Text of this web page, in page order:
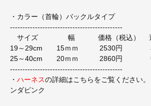
・カラー（首輪）バックルタイプ
---------------------------------------------
サイズ 幅 価格（税込） 適
19～29cm 15ｍｍ 2530円 小
25～40cm 20ｍｍ 2860円 中
---------------------------------------------
・ ハーネスの詳細はこちらをご覧ください
ンダピンク